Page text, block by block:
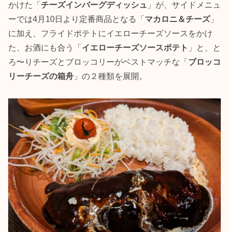
かけた「 チーズインバーグディッシュ 」が、サイドメニュ
ーでは4月10日より定番商品となる「 マカロニ＆チーズ」
に加え、フライドポテトにイエローチーズソースをかけ
た、お酒にも合う「 イエローチーズソースポテト 」と、と
ろ〜りチーズとブロッコリーがベストマッチな「 ブロッコ
リーチーズの箱舟 」の２種類を展開。